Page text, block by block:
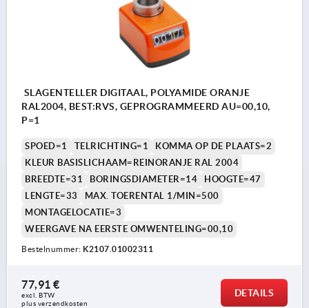
SLAGENTELLER DIGITAAL, POLYAMIDE ORANJE
RAL2004, BEST:RVS, GEPROGRAMMEERD AU=00,10,
P=1
SPOED=1 TELRICHTING=1
KOMMA OP DE PLAATS=2
KLEUR BASISLICHAAM=REINORANJE RAL 2004
BREEDTE=31
BORINGSDIAMETER=14
HOOGTE=47
LENGTE=33
MAX. TOERENTAL 1/MIN=500
MONTAGELOCATIE=3
WEERGAVE NA EERSTE OMWENTELING=00,10
Bestelnummer: K2107.01002311
77,91 €
excl. BTW
plus verzendkosten
DETAILS